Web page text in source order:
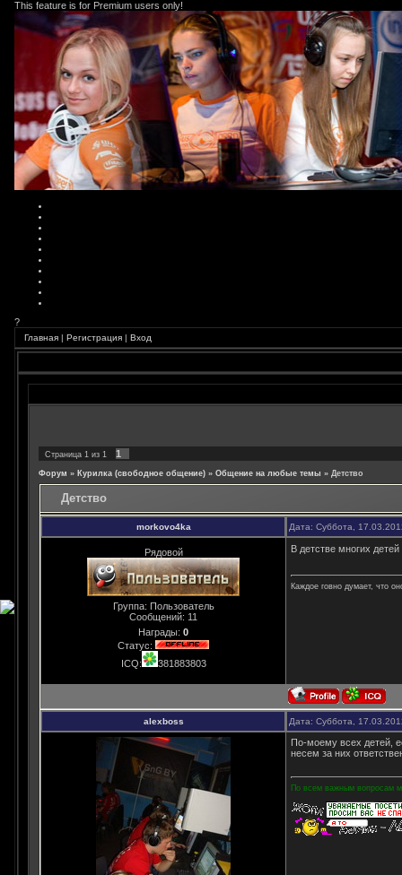
This feature is for Premium users only!
?
Главная | Регистрация | Вход
Страница 1 из 1 1
Форум » Курилка (свободное общение) » Общение на любые темы » Детство
Детство
morkovo4ka Дата: Суббота,
Рядовой
Группа: Пользователь
Сообщений: 11
Награды: 0
Статус:
ICQ:
381883803
В детстве многих
Каждое говно думает, что
alexboss Дата: Суббота,
По-моему всех детей,
несем за них
По всем важным вопросам